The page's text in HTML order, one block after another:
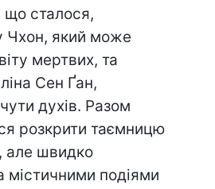
що сталося,
Чхон, який може
мертвих, та
Сен Ґан,
духів. Разом
розкрити таємницю
але швидко
містичними подіями